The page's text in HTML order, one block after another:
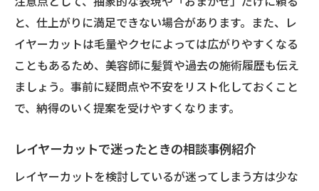
と、仕上がりに満足できない場合があります。また、レ
イヤーカットは毛量やクセによっては広がりやすくなる
こともあるため、美容師に髪質や過去の施術履歴も伝え
ましょう。事前に疑問点や不安をリスト化しておくこと
で、納得のいく提案を受けやすくなります。
レイヤーカットで迷ったときの相談事例紹介
レイヤーカットを検討しているが迷ってしまう方は少な